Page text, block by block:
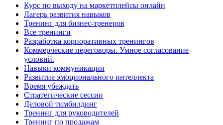
Курс по выходу на маркетплейсы онлайн
Лагерь развития навыков
Тренинг для бизнес-тренеров
Все тренинги
Разработка корпоративных тренингов
Коммерческие переговоры. Умное согласование
условий.
Навыки коммуникации
Развитие эмоционального интеллекта
Время убеждать
Стратегические сессии
Деловой тимбилдинг
Тренинг для руководителей
Тренинг по продажам